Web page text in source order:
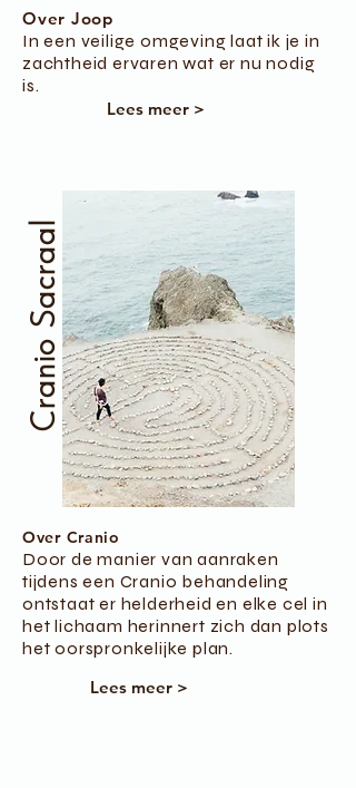
Over Joop
In een veilige omgeving laat ik je in
zachtheidervarenwat er nu nodig
is.
Lees meer >
Cranio Sacraal
Over Cranio
Door de manier van aanraken
tijdens een Cranio behandeling
ontstaater helderheid en elke cel in
het lichaam herinnert zich dan plots
het oorspronkelijke plan.
Lees meer >